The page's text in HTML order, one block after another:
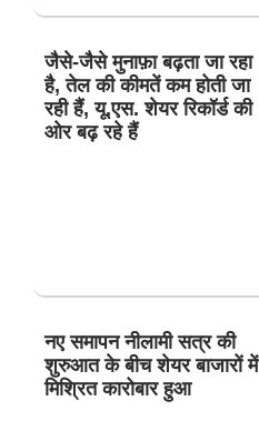
जैसे-जैसे मुनाफ़ा बढ़ता जा रहा
है, तेल की कीमतें कम होती जा
रही हैं, यू.एस. शेयर रिकॉर्ड की
ओर बढ़ रहे हैं
नए समापन नीलामी सत्र की
शुरुआत के बीच शेयर बाजारों में
मिश्रित कारोबार हुआ